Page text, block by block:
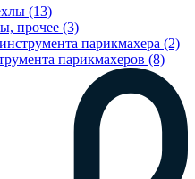
(13)
прочее (3)
парикмахера (2)
парикмахеров (8)